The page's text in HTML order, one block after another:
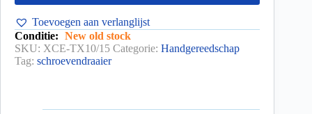
Toevoegen aan verlanglijst
Conditie: New old stock
SKU: XCE-TX10/15 Categorie: Handgereedschap
Tag: schroevendraaier